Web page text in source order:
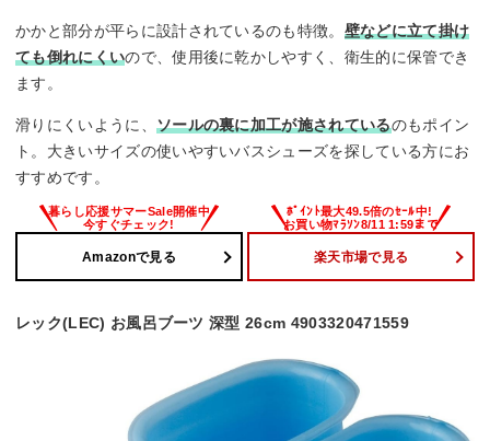
かかと部分が平らに設計されているのも特徴。 壁などに立て掛け
ても倒れにくいので、使用後に乾かしやすく、衛生的に保管でき
ます。
滑りにくいように、 ソールの裏に加工が施されているのもポイン
ト。大きいサイズの使いやすいバスシューズを探している方にお
すすめです。
Amazonで見る 楽天市場で見る
レック(LEC) お風呂ブーツ 深型 26cm 4903320471559